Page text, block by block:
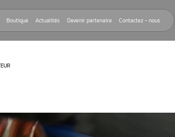
À propos de nous Boutique Actualités Devenir